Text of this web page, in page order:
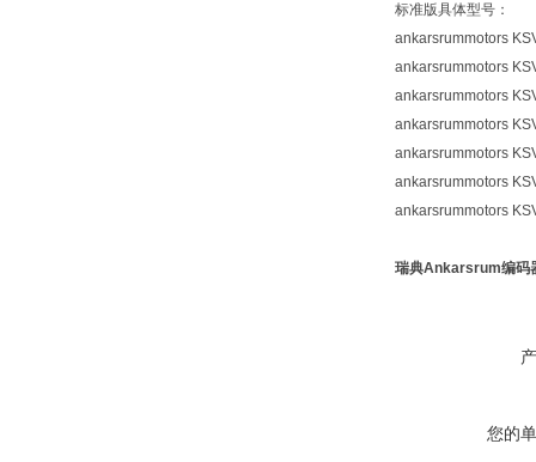
标准版具体型号：
ankarsrummotors
ankarsrummotors
ankarsrummotors
ankarsrummotors
ankarsrummotors
ankarsrummotors
ankarsrummotors
瑞典Ankarsrum编码
您的